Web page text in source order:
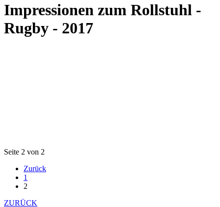
Impressionen zum Rollstuhl -
Rugby - 2017
Seite 2 von 2
Zurück
1
2
ZURÜCK